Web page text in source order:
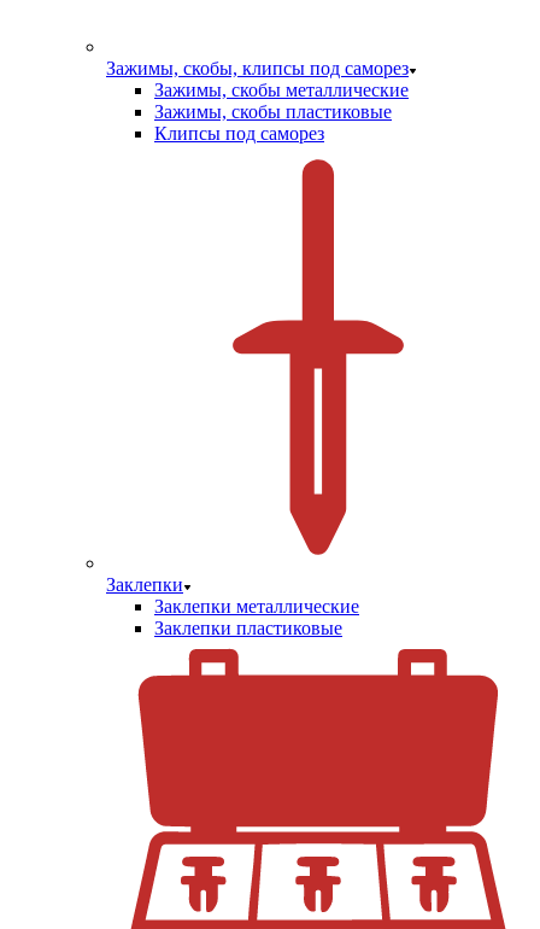
Зажимы, скобы, клипсы под саморез
Зажимы, скобы металлические
Зажимы, скобы пластиковые
Клипсы под саморез
Заклепки
Заклепки металлические
Заклепки пластиковые